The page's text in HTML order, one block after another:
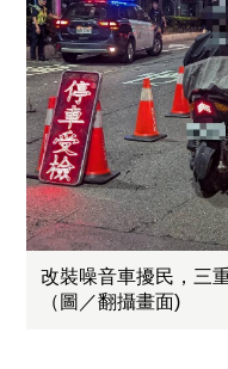
改裝噪音車擾民，三
（圖／翻攝畫面)